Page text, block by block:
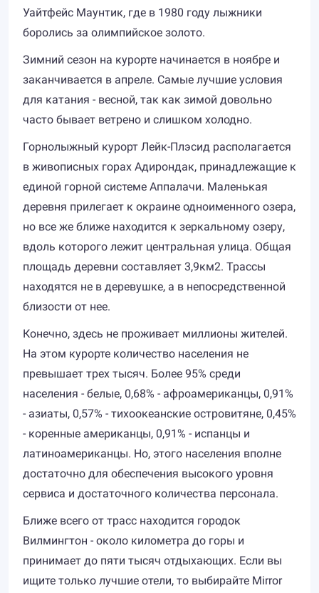
Уайтфейс Маунтик, где в 1980 году лыжники
боролись за олимпийское золото.
Зимний сезон на курорте начинается в ноябре и
заканчивается в апреле. Самые лучшие условия
для катания - весной, так как зимой довольно
часто бывает ветрено и слишком холодно.
Горнолыжный курорт Лейк-Плэсид располагается
в живописных горах Адирондак, принадлежащие к
единой горной системе Аппалачи. Маленькая
деревня прилегает к окраине одноименного озера,
но все же ближе находится к зеркальному озеру,
вдоль которого лежит центральная улица. Общая
площадь деревни составляет 3,9км2. Трассы
находятся не в деревушке, а в непосредственной
близости от нее.
Конечно, здесь не проживает миллионы жителей.
На этом курорте количество населения не
превышает трех тысяч. Более 95% среди
населения - белые, 0,68% - афроамериканцы, 0,91%
- азиаты, 0,57% - тихоокеанские островитяне, 0,45%
- коренные американцы, 0,91% - испанцы и
латиноамериканцы. Но, этого населения вполне
достаточно для обеспечения высокого уровня
сервиса и достаточного количества персонала.
Ближе всего от трасс находится городок
Вилмингтон - около километра до горы и
принимает до пяти тысяч отдыхающих. Если вы
ищите только лучшие отели, то выбирайте Mirror